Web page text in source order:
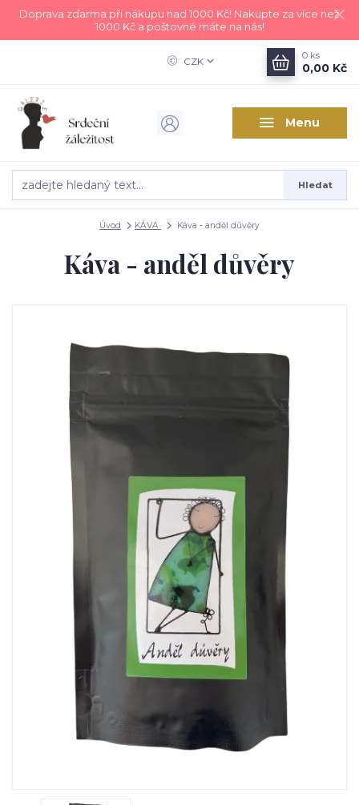
Doprava zdarma při nákupu nad 1000 Kč! Nakupte za více než
1000 Kč a poštovné máte na nás!
Menu
CZK
Hledat
0 ks
0,00 Kč
Úvod KÁVA Káva - anděl důvěry
Káva - anděl důvěry